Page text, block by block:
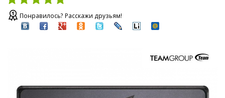
Понравилось? Расскажи друзьям!